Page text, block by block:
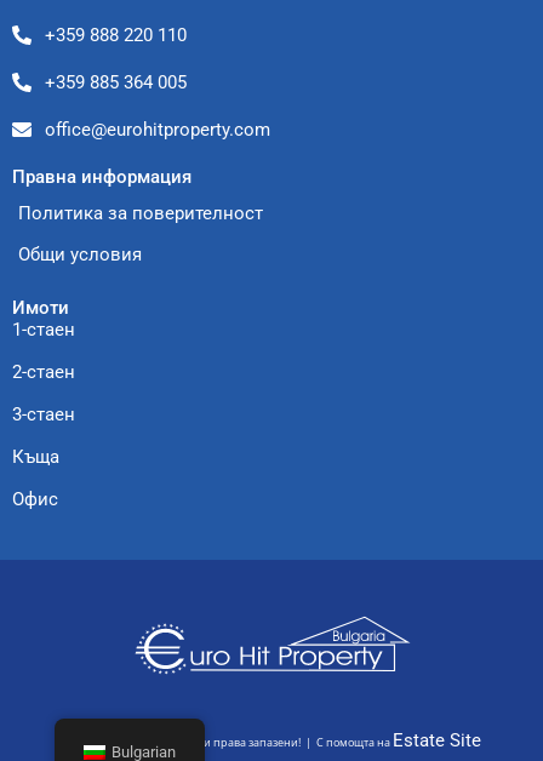
+359 888 220 110
+359 885 364 005
office@eurohitproperty.com
Правна информация
Политика за поверителност
Общи условия
Имоти
1-стаен
2-стаен
3-стаен
Къща
Офис
© Euro Hit Property – Всички права запазени! | С помощта на Estate Site
Bulgarian